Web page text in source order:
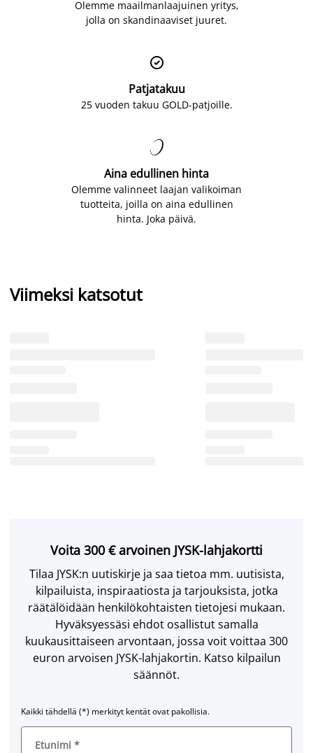
Olemme maailmanlaajuinen yritys,
jolla on skandinaaviset juuret.

Patjatakuu
25 vuoden takuu GOLD-patjoille.

Aina edullinen hinta
Olemme valinneet laajan valikoiman
tuotteita, joilla on aina edullinen
hinta. Joka päivä.
Viimeksi katsotut
Voita 300 € arvoinen JYSK-lahjakortti
Tilaa JYSK:n uutiskirje ja saa tietoa mm. uutisista,
kilpailuista, inspiraatiosta ja tarjouksista, jotka
räätälöidään henkilökohtaisten tietojesi mukaan.
Hyväksyessäsi ehdot osallistut samalla
kuukausittaiseen arvontaan, jossa voit voittaa 300
euron arvoisen JYSK-lahjakortin. Katso kilpailun
säännöt.
Kaikki tähdellä (*) merkityt kentät ovat pakollisia.
Etunimi *